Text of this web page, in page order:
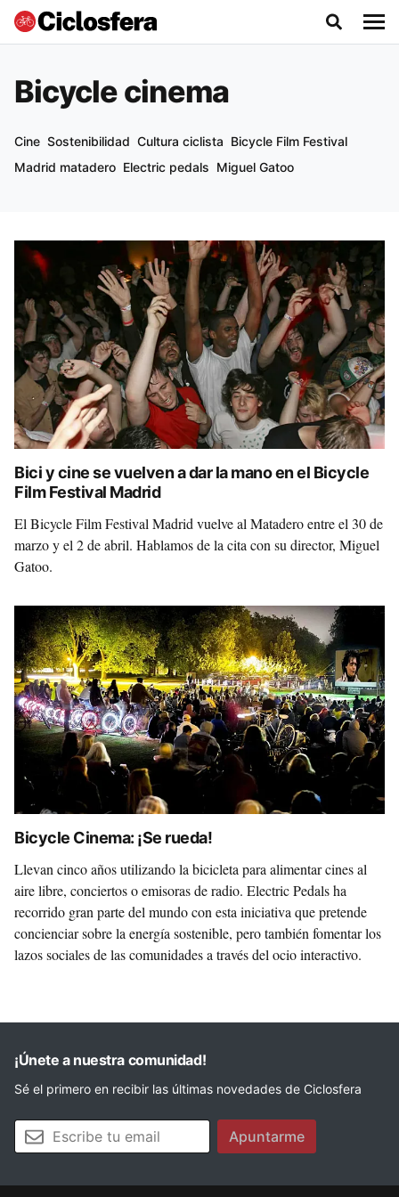
Bicycle cinema
Cine Sostenibilidad Cultura ciclista Bicycle Film Festival
Madrid matadero Electric pedals Miguel Gatoo
Bici y cine se vuelven a dar la mano en el Bicycle
Film Festival Madrid
El Bicycle Film Festival Madrid vuelve al Matadero entre el 30 de
marzo y el 2 de abril. Hablamos de la cita con su director, Miguel
Gatoo.
Bicycle Cinema: ¡Se rueda!
Llevan cinco años utilizando la bicicleta para alimentar cines al
aire libre, conciertos o emisoras de radio. Electric Pedals ha
recorrido gran parte del mundo con esta iniciativa que pretende
concienciar sobre la energía sostenible, pero también fomentar los
lazos sociales de las comunidades a través del ocio interactivo.
¡Únete a nuestra comunidad!
Sé el primero en recibir las últimas novedades de Ciclosfera
Tu email Apuntarme